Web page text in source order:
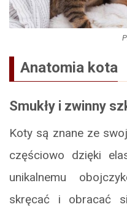
Anatomia kota
Smukły i zwinny
Koty są znane ze
częściowo dzięki
unikalnemu
skręcać i obracać